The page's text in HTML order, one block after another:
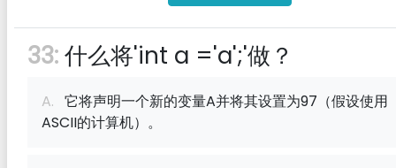
33:什么将'int a ='a';'做？
A. 它将声明一个新的变量A并将其设置为97（假设使用
ASCII的计算机）。